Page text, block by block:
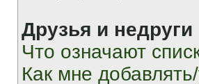
Друзья и недруги
Что означают
Как мне